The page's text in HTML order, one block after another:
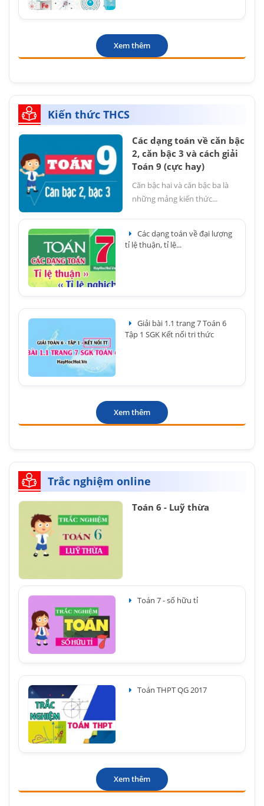
Xem thêm
Kiến thức THCS
Các dạng toán về căn bậc
2, căn bậc 3 và cách giải
Toán 9 (cực hay)
Căn bậc hai và căn bậc ba là
những mảng kiến thức...
Các dạng toán về đại lượng
tỉ lệ thuận, tỉ lệ...
Giải bài 1.1 trang 7 Toán 6
Tập 1 SGK Kết nối tri thức
Xem thêm
Trắc nghiệm online
Toán 6 - Luỹ thừa
Toán 7 - số hữu tỉ
Toán THPT QG 2017
Xem thêm